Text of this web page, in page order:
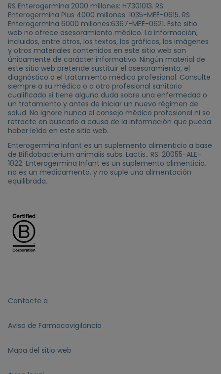
RS Enterogermina 2000 millones: H7301013. RS
Enterogermina Plus 4000 millones: 1035-MEE-0615. RS
Enterogermina 6000 millones:6367-MEE-0621. Este sitio
web no ofrece asesoramiento médico. La información,
incluidos, entre otros, los textos, los gráficos, las imágenes
y otros materiales contenidos en este sitio web son
únicamente de carácter informativo. Ningún material de
este sitio web pretende sustituir el asesoramiento, el
diagnóstico o el tratamiento médico profesional. Consulte
siempre a su médico o a otro profesional sanitario
cualificado si tiene alguna duda sobre una enfermedad o
un tratamiento y antes de iniciar un nuevo régimen de
salud. No ignore nunca el consejo médico profesional ni se
retracte en buscarlo a causa de la información que pueda
haber leído en este sitio web.
Enterogermina Infant es un suplemento alimenticio a base
de Bifidobacterium animalis subs. Lactis.. RS: 20055-ALE-
1022. Enterogermina Infant es un suplemento alimenticio,
no es un medicamento, y no suple una alimentación
equilibrada.
Contacte a
Aviso de Farmacovigilancia
Mapa del sitio web